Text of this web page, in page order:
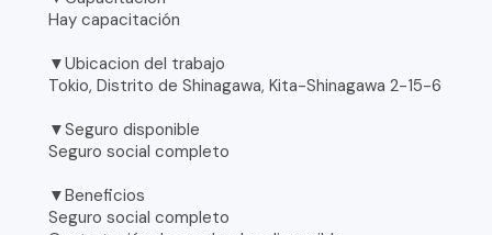
Hay capacitación
▼Ubicacion del trabajo
Tokio, Distrito de Shinagawa, Kita-Shinagawa 2-15-6
▼Seguro disponible
Seguro social completo
▼Beneficios
Seguro social completo